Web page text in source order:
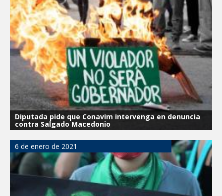
Diputada pide que Conavim intervenga en denuncia
contra Salgado Macedonio
6 de enero de 2021